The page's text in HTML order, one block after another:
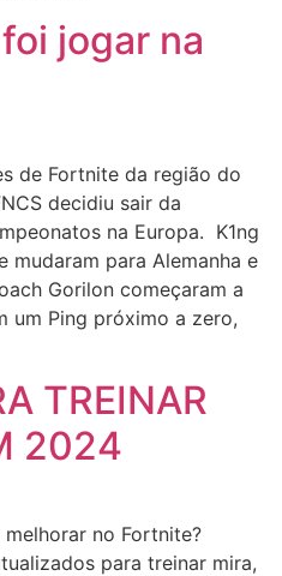
jogar na
de Fortnite da região do
decidiu sair da
na Europa. K1ng
mudaram para Alemanha e
Gorilon começaram a
um Ping próximo a zero,
TREINAR
2024
no Fortnite?
para treinar mira,